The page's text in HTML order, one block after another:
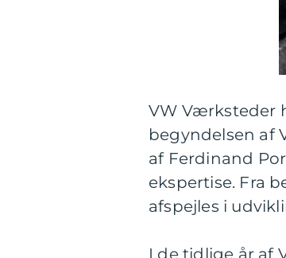
VW Værksteder
begyndelsen af
af Ferdinand
ekspertise. Fra
afspejles i